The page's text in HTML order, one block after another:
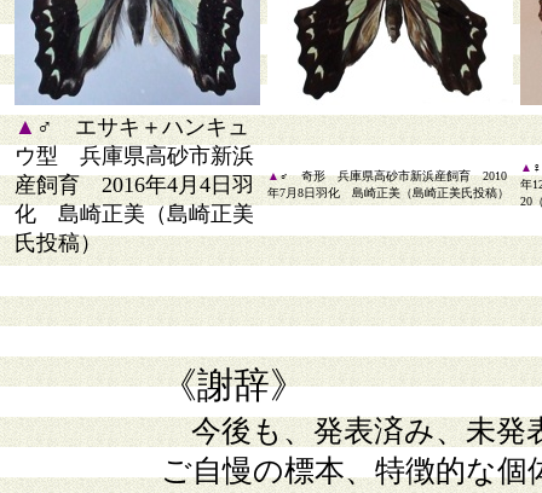
▲ ♂ エサキ＋ハンキュ
ウ型 兵庫県高砂市新浜
産飼育 2016年4月4日羽
化 島崎正美（島崎正美
氏投稿）
▲♂ 奇形 兵庫県高砂市新浜産飼育 2010
年7月8日羽化 島崎正美（島崎正美氏投稿）
▲
年
20
《謝辞》
今後も、発表済み、未発
ご自慢の標本、特徴的な